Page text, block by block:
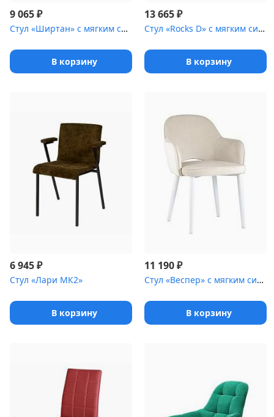
9 065₽
Стул «Ширтан» с мягким сиденьем [(окрашенный каркас)]
В корзину
13 665₽
Стул «Rocks D» с мягким сиденьем [(металлический каркас)]
В корзину
6 945₽
Стул «Лари МК2»
В корзину
11 190₽
Стул «Веспер» с мягким сиденьем [(ножки стальные)]
В корзину